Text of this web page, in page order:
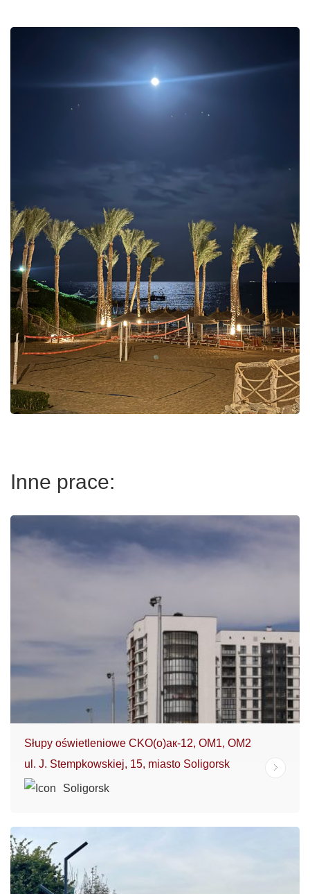
Inne prace:
Słupy oświetleniowe СKO(o)ак-12, OM1, OM2
ul. J. Stempkowskiej, 15, miasto Soligorsk
Soligorsk